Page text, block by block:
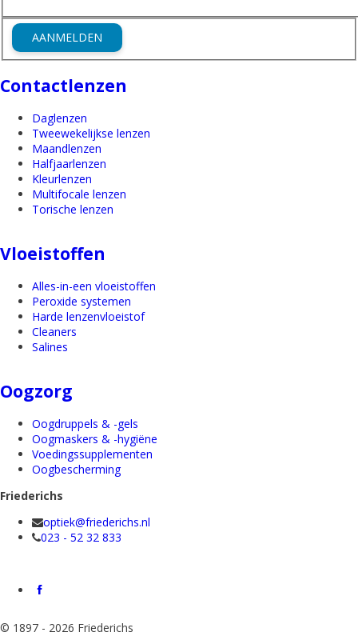
AANMELDEN
Contactlenzen
Daglenzen
Tweewekelijkse lenzen
Maandlenzen
Halfjaarlenzen
Kleurlenzen
Multifocale lenzen
Torische lenzen
Vloeistoffen
Alles-in-een vloeistoffen
Peroxide systemen
Harde lenzenvloeistof
Cleaners
Salines
Oogzorg
Oogdruppels & -gels
Oogmaskers & -hygiëne
Voedingssupplementen
Oogbescherming
Friederichs
optiek@friederichs.nl
023 - 52 32 833
© 1897 - 2026 Friederichs